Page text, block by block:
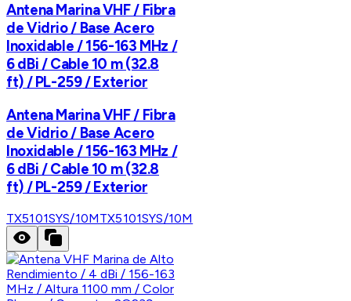
Antena Marina VHF / Fibra
de Vidrio / Base Acero
Inoxidable / 156-163 MHz /
6 dBi / Cable 10 m (32.8
ft) / PL-259 / Exterior
Antena Marina VHF / Fibra
de Vidrio / Base Acero
Inoxidable / 156-163 MHz /
6 dBi / Cable 10 m (32.8
ft) / PL-259 / Exterior
TX5101SYS/10MTX5101SYS/10M